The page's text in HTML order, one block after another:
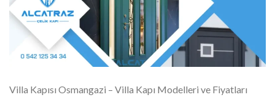
Villa Kapısı Osmangazi – Villa Kapı Modelleri ve Fiyatları